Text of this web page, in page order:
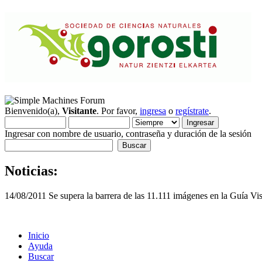
Bienvenido(a), Visitante. Por favor, ingresa o regístrate.
Ingresar con nombre de usuario, contraseña y duración de la sesión
Noticias:
14/08/2011 Se supera la barrera de las 11.111 imágenes en la Guía
Inicio
Ayuda
Buscar